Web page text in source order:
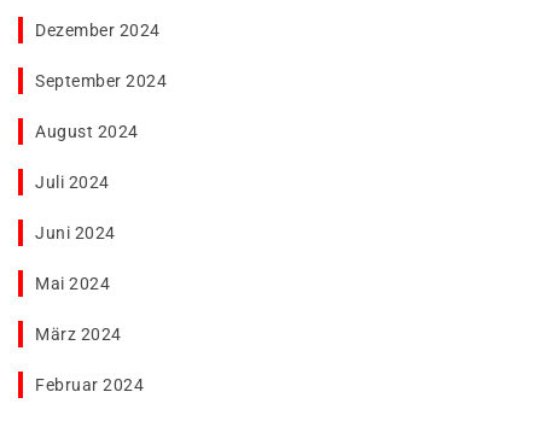
Dezember 2024
September 2024
August 2024
Juli 2024
Juni 2024
Mai 2024
März 2024
Februar 2024